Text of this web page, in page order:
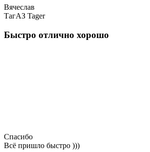
Вячеслав
ТагАЗ Tager
Быстро отлично хорошо
Спасибо
Всё пришло быстро )))